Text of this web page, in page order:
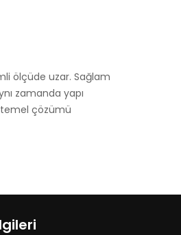
ölçüde uzar. Sağlam
zamanda yapı
temel çözümü